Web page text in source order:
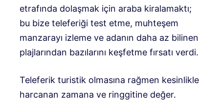
etrafında dolaşmak için araba kiralamaktı;
bu bize teleferiği test etme, muhteşem
manzarayı izleme ve adanın daha az bilinen
plajlarından bazılarını keşfetme fırsatı verdi.
Teleferik turistik olmasına rağmen kesinlikle
harcanan zamana ve ringgitine değer.